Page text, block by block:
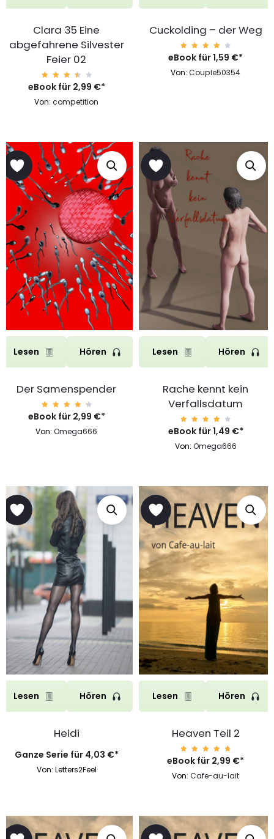
Clara 35 Eine
abgefahrene Silvester
Feier 02
Bewe
rtet
3.60
von
eBook für 2,99 €*
Von:competition
Cuckolding – der Weg
Bewer
tet
4.17
von 5
eBook für1,59 €*
Von:Couple50354
Lesen Hören
Der Samenspender
Bewert
et mit
von 5
eBook für 2,99 €*
Von:Omega666
Lesen Hören
Rache kennt kein
Verfallsdatum
Bewert
et mit
von 5
eBook für1,49 €*
Von: Omega666
Lesen Hören
Heidi
Ganze Serie für 4,03 €*
Von: Letters2Feel
Lesen Hören
Heaven Teil 2
Bewert
et mit
von 5
eBook für 2,99 €*
Von:Cafe-au-lait